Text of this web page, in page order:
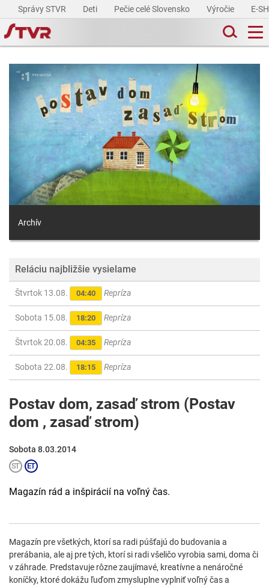
Správy STVR Deti Pečie celé Slovensko Výročie E-
Archív
Reláciu najbližšie vysielame
Štvrtok 13.08. 04:40 Repríza
Sobota 15.08. 18:20 Repríza
Štvrtok 20.08. 04:35 Repríza
Sobota 22.08. 18:15 Repríza
Postav dom, zasaď strom (Postav
dom , zasaď strom)
Sobota 8.03.2014
Magazín rád a inšpirácií na voľný čas.
Magazín pre všetkých, ktorí sa radi púšťajú do budovania a
prerábania, ale aj pre tých, ktorí si radi všeličo vyrobia sami, doma či
v záhrade. Predstavuje rôzne zaujímavé, kreatívne a nenáročné
koníčky, ktoré dokážu ľuďom zmysluplne vyplniť voľný čas a